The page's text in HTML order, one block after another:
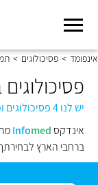
אינפומד > פסיכולוגים >
יש לנו 4 פסיכולוגים ופסיכולוגיות באתר
אינדקס
Infomed
ברחבי הארץ